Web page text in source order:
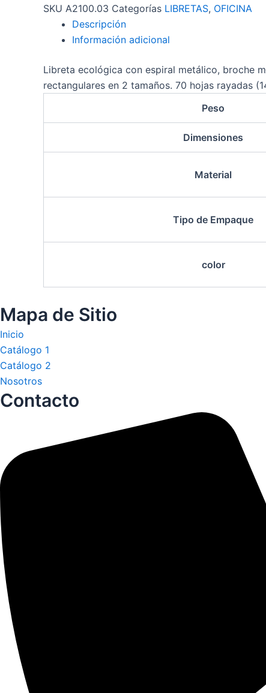
SKU A2100.03 Categorías LIBRETAS, OFICINA
Descripción
Información adicional
Libreta ecológica con espiral metálico, broche
rectangulares en 2 tamaños. 70 hojas rayadas
Peso
Dimensiones
Material
Tipo de Empaque
color
Mapa de Sitio
Inicio
Catálogo 1
Catálogo 2
Nosotros
Contacto